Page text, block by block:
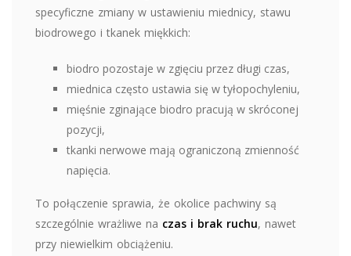
specyficzne zmiany w ustawieniu miednicy, stawu
biodrowego i tkanek miękkich:
biodro pozostaje w zgięciu przez długi czas,
miednica często ustawia się w tyłopochyleniu,
mięśnie zginające biodro pracują w skróconej
pozycji,
tkanki nerwowe mają ograniczoną zmienność
napięcia.
To połączenie sprawia, że okolice pachwiny są
szczególnie wrażliwe na czas i brak ruchu, nawet
przy niewielkim obciążeniu.